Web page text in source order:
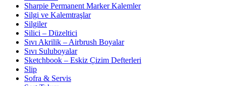
Sharpie Permanent Marker Kalemler
Silgi ve Kalemtraşlar
Silgiler
Silici – Düzeltici
Sıvı Akrilik – Airbrush Boyalar
Sıvı Suluboyalar
Sketchbook – Eskiz Çizim Defterleri
Slip
Sofra & Servis